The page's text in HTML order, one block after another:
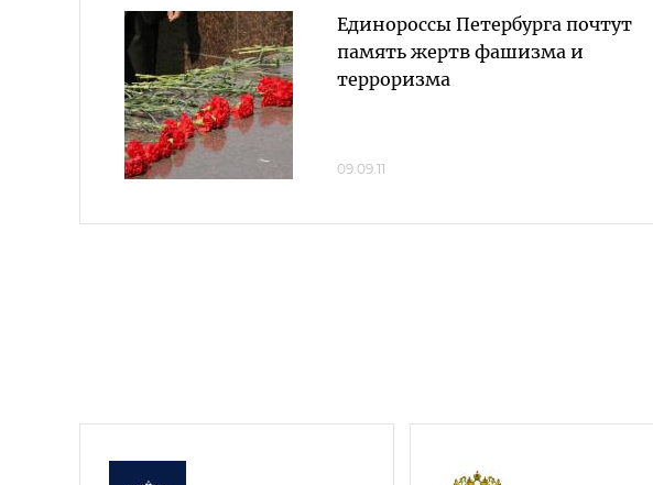
Единороссы Петербурга почтут
память жертв фашизма и
терроризма
09.09.11